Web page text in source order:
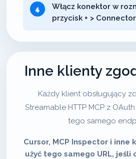
Włącz konektor w
przycisk + >
Inne klienty
Każdy klient obsługujący
Streamable HTTP MCP z
tego samego
Cursor, MCP Inspector i inne
użyć tego samego URL, jeśli